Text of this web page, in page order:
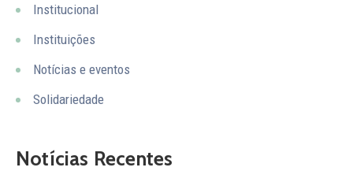
Institucional
Instituições
Notícias e eventos
Solidariedade
Notícias Recentes